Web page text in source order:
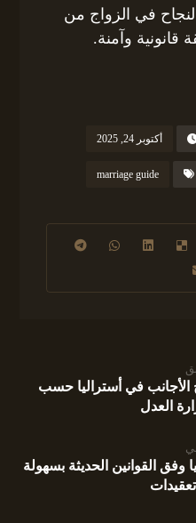
في الزواج من
قانونية وآمنة.
أكتوبر 24, 2025
marriage guide
في أستراليا حسب
العدل
القوانين الحديثة بسهولة